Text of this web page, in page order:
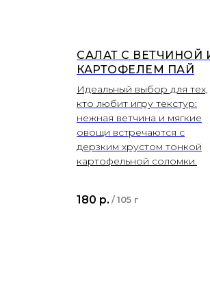
САЛАТ С ВЕТЧИНОЙ
КАРТОФЕЛЕМ ПАЙ
Идеальный выбор для тех,
кто любит игру текстур:
нежная ветчина и мягкие
овощи встречаются с
дерзким хрустом тонкой
картофельной соломки.
180 р. / 105 г